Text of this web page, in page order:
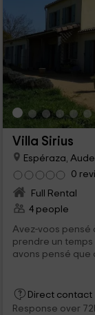
Villa Sirius
Espéraza, Aude
0
Full Rental
4 people
Avez-voos pensé
prendre un
avons pensé que
Direct contact
Response over